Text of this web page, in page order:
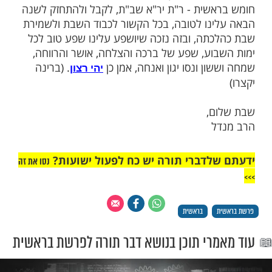
גם ה'בני יששכר' את הבקשה המיוחדת
אנו בברכת המזון של שבת בברכת 'רצה
- "שלא תהא צרה ויגון ואנחה ביום מנוחתנו",
זו בקשה מיוחדת לשבת בדווקא, שהרי זו
לאחר שיודעים אנו את היסוד ששבת משפיעה
- צרה ויגון, אז ממילא יושפע גם לכל
תהיה בו צרה ויגון.
הינה הזדמנות ראויה לקבלות טובות
ולהתעלות בימים הקדושים ובחגים
לטובה, זו הזדמנות מיוחדת עם תחילתו של